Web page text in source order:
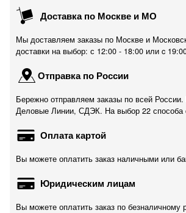
Доставка по Москве и МО
Мы доставляем заказы по Москве и
доставки на выбор: с 12:00 - 18:00 или c
Отправка по России
Бережно отправляем заказы по всей
Деловые Линии, СДЭК. На выбор 22 способа
Оплата картой
Вы можете оплатить заказ наличными или
Юридическим лицам
Вы можете оплатить заказ по безналичному